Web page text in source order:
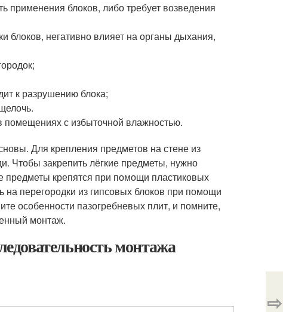
применения блоков, либо требует возведения
блоков, негативно влияет на органы дыхания,
к разрушению блока;
с избыточной влажностью.
Для крепления предметов на стене из
Чтобы закрепить лёгкие предметы, нужно
предметы крепятся при помощи пластиковых
перегородки из гипсовых блоков при помощи
особенности пазогребневых плит, и помните,
монтаж.
монтажа
⇨